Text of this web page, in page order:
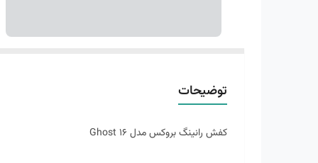
توضیحات
کفش رانینگ بروکس مدل Ghost 16